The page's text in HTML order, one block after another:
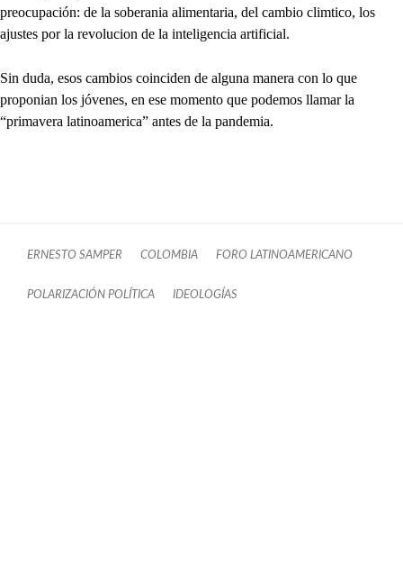
preocupación: de la soberania alimentaria, del cambio climtico, los
ajustes por la revolucion de la inteligencia artificial.
Sin duda, esos cambios coinciden de alguna manera con lo que
proponian los jóvenes, en ese momento que podemos llamar la
“primavera latinoamerica” antes de la pandemia.
ERNESTO SAMPER COLOMBIA FORO LATINOAMERICANO
POLARIZACIÓN POLÍTICA IDEOLOGÍAS